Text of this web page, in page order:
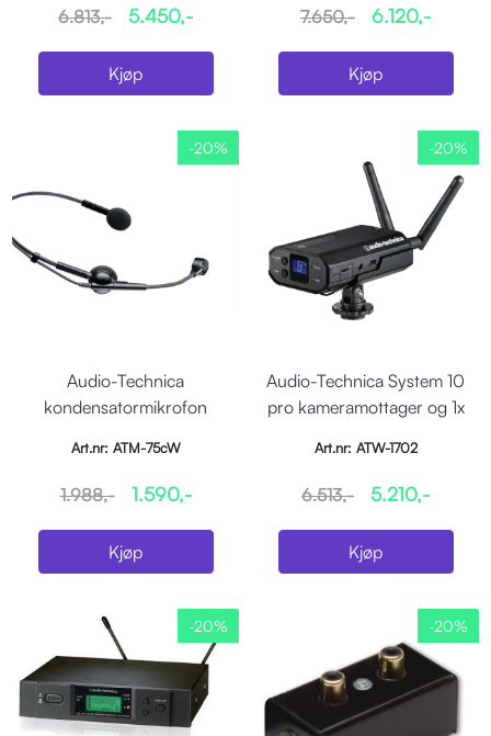
6.813,- 5.450,-
Kjøp
7.650,- 6.120,-
Kjøp
-20%
Audio-Technica
kondensatormikrofon
ATW2000/1100/1
Art.nr: ATM-75cW
1.988,- 1.590,-
Kjøp
-20%
Audio-Technica System 10
pro kameramottager og 1x
Art.nr: ATW-1702
6.513,- 5.210,-
Kjøp
-20% -20%